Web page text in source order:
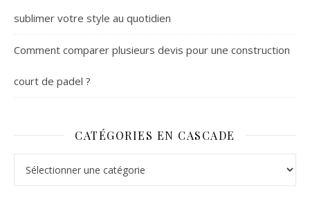
sublimer votre style au quotidien
Comment comparer plusieurs devis pour une construction
court de padel ?
CATÉGORIES EN CASCADE